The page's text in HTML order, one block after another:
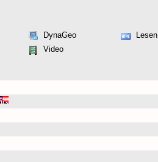
DynaGeo
Lesen
Video